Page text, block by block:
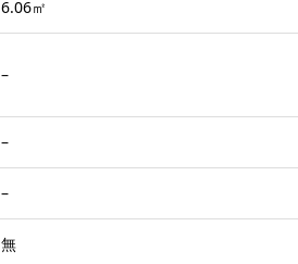
6.06㎡
–
–
–
無